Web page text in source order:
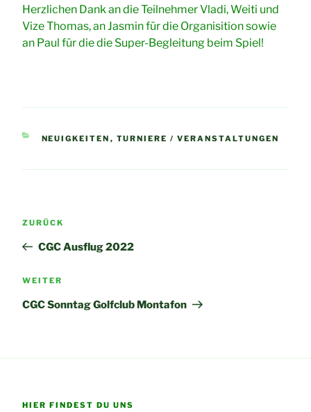
Herzlichen Dank an die Teilnehmer Vladi, Weiti und
Vize Thomas, an Jasmin für die Organisition sowie
an Paul für die die Super-Begleitung beim Spiel!
KATEGORIEN
NEUIGKEITEN , TURNIERE / VERANSTALTUNGEN
Vorheriger
ZURÜCK
CGC Ausflug 2022
Nächster
WEITER
CGC Sonntag Golfclub Montafon
HIER FINDEST DU UNS